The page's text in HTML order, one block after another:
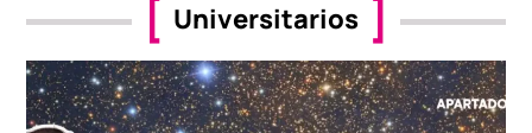
Universitarios